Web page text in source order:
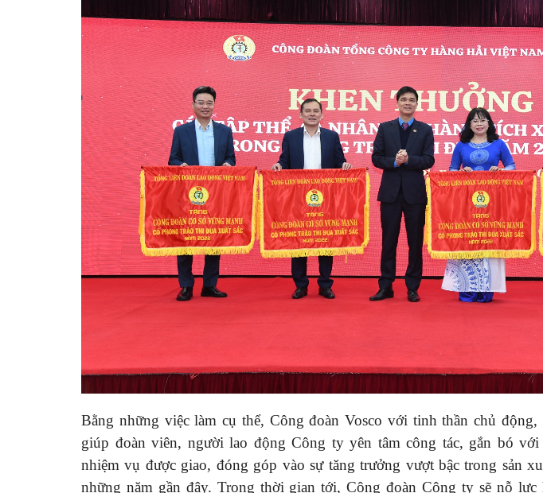
Bằng những việc làm cụ thể, Công đoàn Vosco với tinh thần chủ động,
giúp đoàn viên, người lao động Công ty yên tâm công tác, gắn bó
nhiệm vụ được giao, đóng góp vào sự tăng trưởng vượt bậc trong sản
những năm gần đây. Trong thời gian tới, Công đoàn Công ty sẽ nỗ